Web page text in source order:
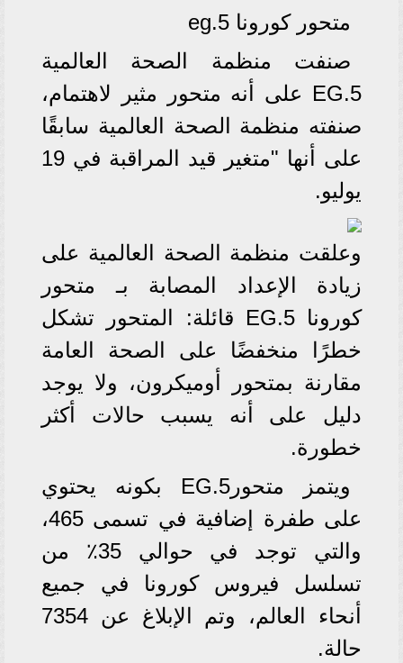
متحور كورونا eg.5
صنفت منظمة الصحة العالمية
EG.5 على أنه متحور مثير لاهتمام،
صنفته منظمة الصحة العالمية سابقًا
على أنها "متغير قيد المراقبة في 19
يوليو.
وعلقت منظمة الصحة العالمية على
زيادة الإعداد المصابة بـ متحور
كورونا EG.5 قائلة: المتحور تشكل
خطرًا منخفضًا على الصحة العامة
مقارنة بمتحور أوميكرون، ولا يوجد
دليل على أنه يسبب حالات أكثر
خطورة.
ويتمز متحورEG.5 بكونه يحتوي
على طفرة إضافية في تسمى 465،
والتي توجد في حوالي 35٪ من
تسلسل فيروس كورونا في جميع
أنحاء العالم، وتم الإبلاغ عن 7354
حالة.